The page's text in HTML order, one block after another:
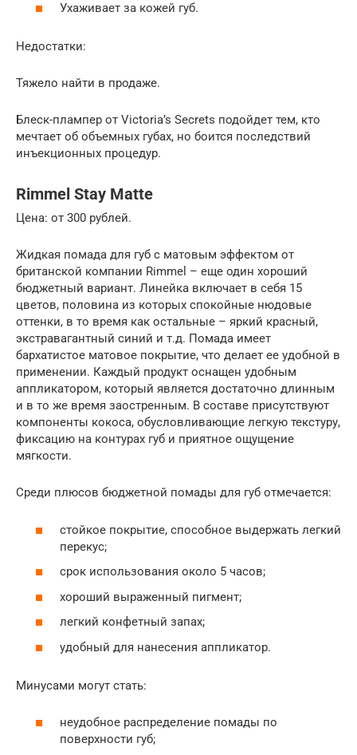
Ухаживает за кожей губ.
Недостатки:
Тяжело найти в продаже.
Блеск-плампер от Victoria’s Secrets подойдет тем, кто
мечтает об объемных губах, но боится последствий
инъекционных процедур.
Rimmel Stay Matte
Цена: от 300 рублей.
Жидкая помада для губ с матовым эффектом от
британской компании Rimmel – еще один хороший
бюджетный вариант. Линейка включает в себя 15
цветов, половина из которых спокойные нюдовые
оттенки, в то время как остальные – яркий красный,
экстравагантный синий и т.д. Помада имеет
бархатистое матовое покрытие, что делает ее удобной в
применении. Каждый продукт оснащен удобным
аппликатором, который является достаточно длинным
и в то же время заостренным. В составе присутствуют
компоненты кокоса, обусловливающие легкую текстуру,
фиксацию на контурах губ и приятное ощущение
мягкости.
Среди плюсов бюджетной помады для губ отмечается:
стойкое покрытие, способное выдержать легкий
перекус;
срок использования около 5 часов;
хороший выраженный пигмент;
легкий конфетный запах;
удобный для нанесения аппликатор.
Минусами могут стать:
неудобное распределение помады по
поверхности губ;